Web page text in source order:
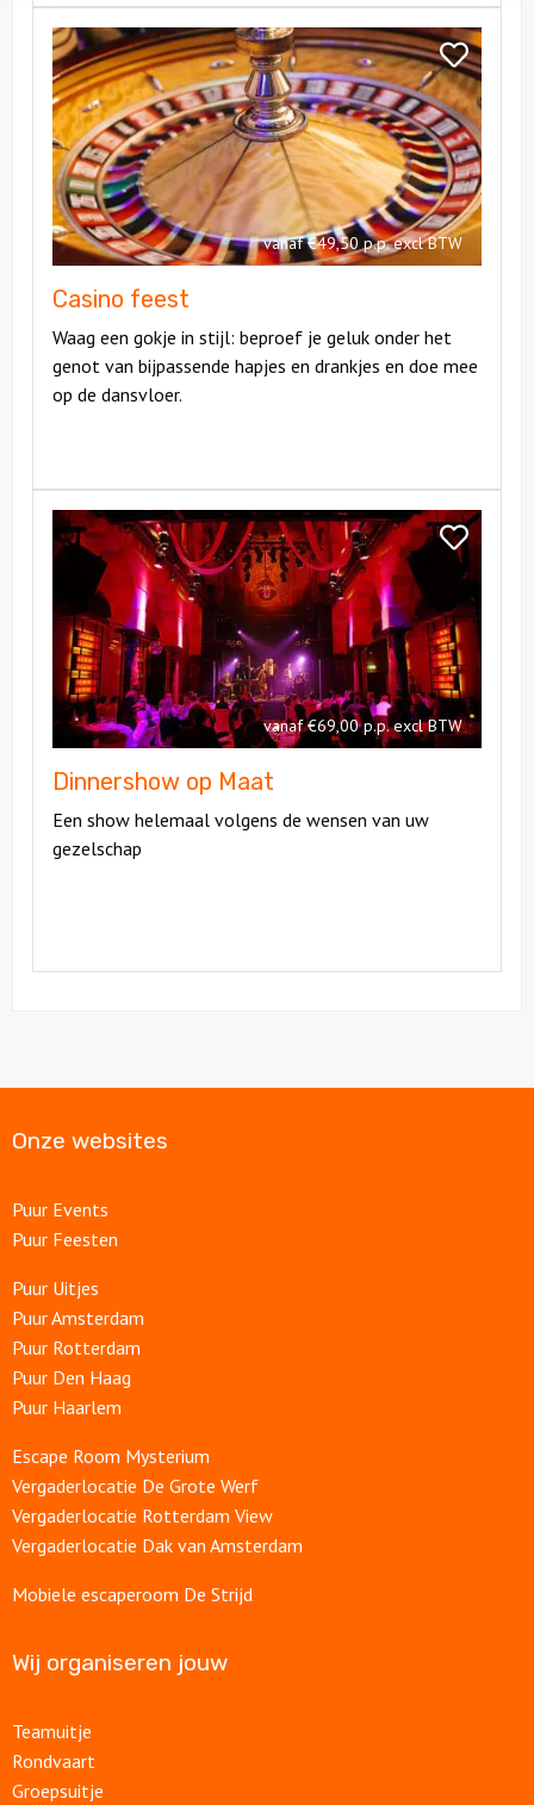
Bekijk
Casino
feest
vanaf €49,50 p.p. excl BTW
Casino feest
Waag een gokje in stijl: beproef je geluk onder het
genot van bijpassende hapjes en drankjes en doe mee
op de dansvloer.
Bekijk
Casino
feest
Bekijk
Dinnershow
Maat
vanaf €69,00 p.p. excl BTW
Dinnershow op Maat
Een show helemaal volgens de wensen van uw
gezelschap
Bekijk
Dinnershow
Onze websites
Puur Events
Puur Feesten
Puur Uitjes
Puur Amsterdam
Puur Rotterdam
Puur Den Haag
Puur Haarlem
Escape Room Mysterium
Vergaderlocatie De Grote Werf
Vergaderlocatie Rotterdam View
Vergaderlocatie Dak van Amsterdam
Mobiele escaperoom De Strijd
Wij organiseren jouw
Teamuitje
Rondvaart
Groepsuitje